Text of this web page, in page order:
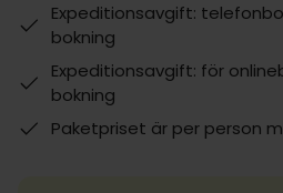
Expeditionsavgift:
bokning
Expeditionsavgift: för
bokning
Paketpriset är per person